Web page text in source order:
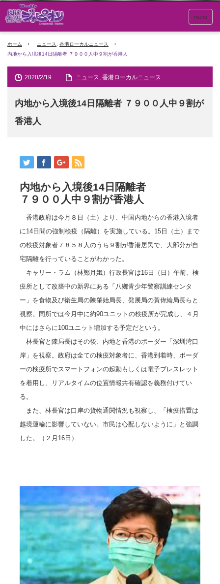
menu
ホーム ニュース
香港ローカルニュース
内地から入境後14日隔離者 ７９００人中９割が香港人
2020/2/19 ニュース, 香港ローカルニュース
内地から入境後14日隔離者 ７９００人中９割が
香港人
内地から入境後14日隔離者
７９００人中９割が香港人
香港政府は今月８日（土）より、中国内地からの香港入境者
に14日間の強制検疫（隔離）を実施している。15日（土）まで
の検疫対象者７８５８人のうち９割が香港居民で、大部分が自
宅隔離を行っていることがわかった。
キャリー・ラム（林鄭月娥）行政長官は16日（日）午前、検
疫所として改築中の新界にある「八鄉青少年警察訓練センタ
ー」を食物及び衛生局の陳肇始局長、発展局の黃偉綸局長らと
視察。同所では今月中に約90ユニットの検疫所が完成し、４月
中にはさらに100ユニット増加する予定だという。
林長官と陳局長はその後、内地と香港のボーダー「深圳湾口
岸」を視察。政府は全ての検疫対象者に、香港到着時、ボーダ
ーの検疫所でスマートフォンの起動もしくは電子ブレスレット
を着用し、リアルタイムの位置情報共有確認を義務付けてい
る。
また、林長官は口岸の貨物通関情況も視察し、「検疫措置は
越境運輸に影響していない。市民は心配しないように」と強調
した。（２月16日）